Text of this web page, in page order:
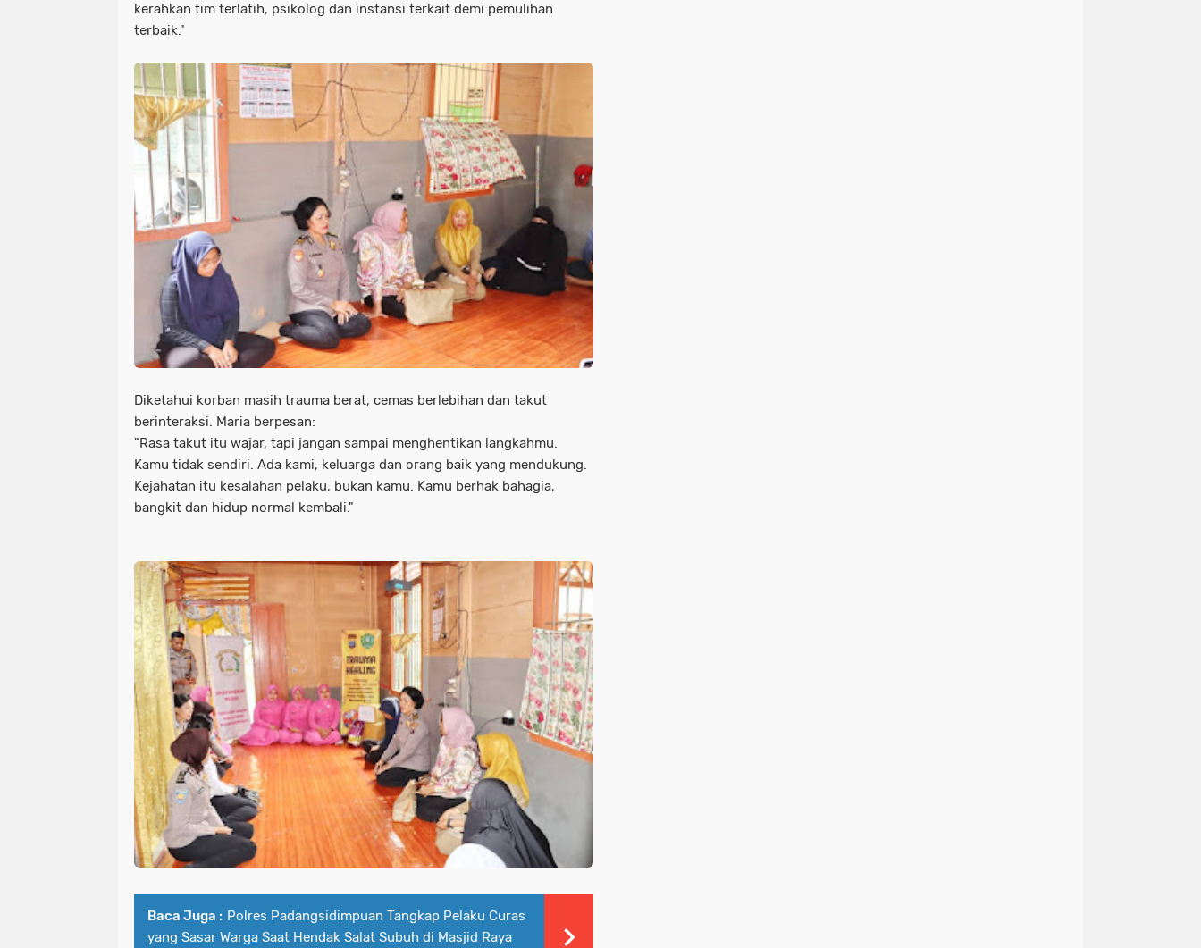
kerahkan tim terlatih, psikolog dan instansi terkait demi pemulihan
terbaik."
Diketahui korban masih trauma berat, cemas berlebihan dan takut
berinteraksi. Maria berpesan:
"Rasa takut itu wajar, tapi jangan sampai menghentikan langkahmu.
Kamu tidak sendiri. Ada kami, keluarga dan orang baik yang mendukung.
Kejahatan itu kesalahan pelaku, bukan kamu. Kamu berhak bahagia,
bangkit dan hidup normal kembali."
Baca Juga : Polres Padangsidimpuan Tangkap Pelaku Curas
yang Sasar Warga Saat Hendak Salat Subuh di Masjid Raya